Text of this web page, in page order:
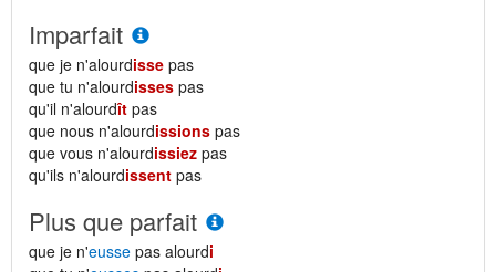
Imparfait
que je n'alourdisse pas
que tu n'alourdisses pas
qu'il n'alourdît pas
que nous n'alourdissions pas
que vous n'alourdissiez pas
qu'ils n'alourdissent pas
Plus que parfait
que je n'eusse pas alourdi